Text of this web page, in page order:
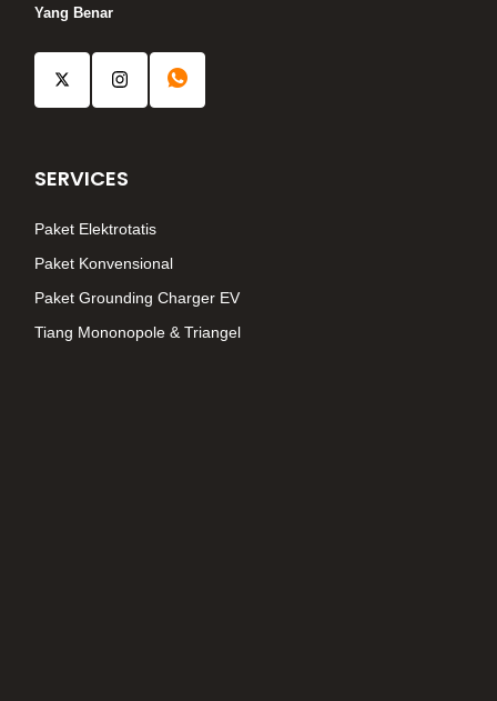
Yang Benar
SERVICES
Paket Elektrotatis
Paket Konvensional
Paket Grounding Charger EV
Tiang Mononopole & Triangel